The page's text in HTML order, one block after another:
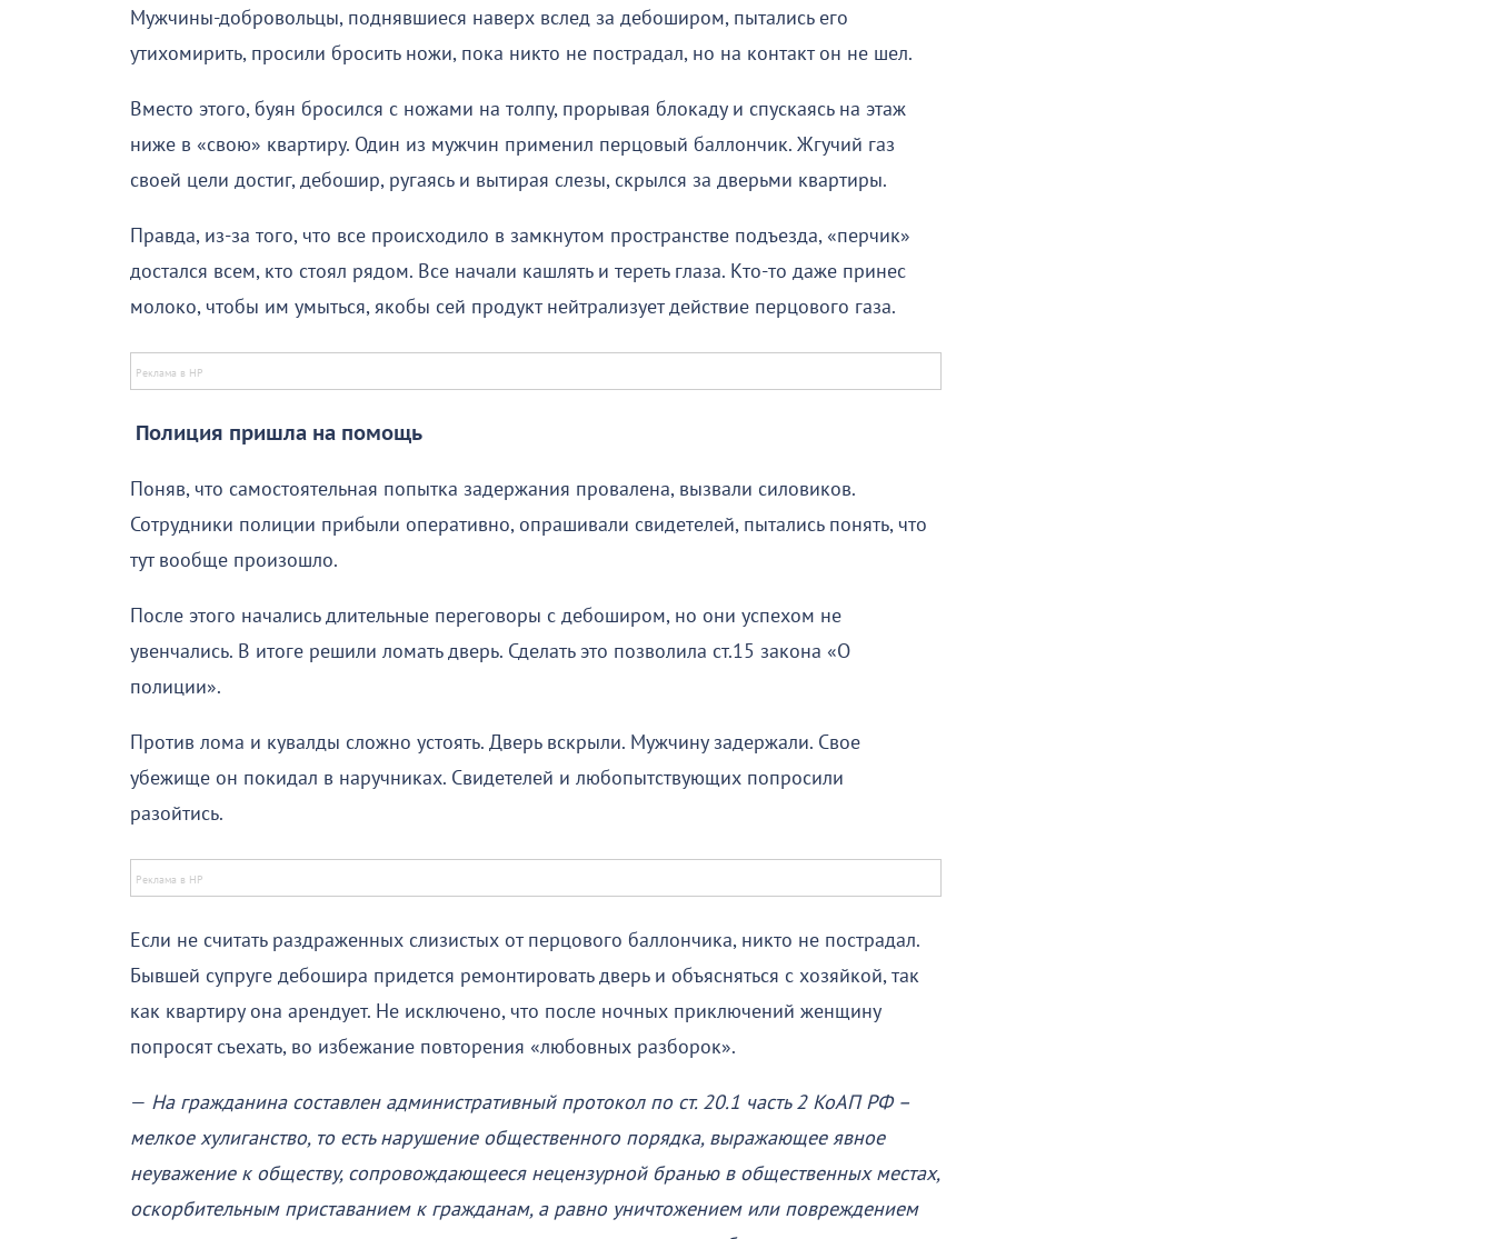
Мужчины-добровольцы, поднявшиеся наверх вслед за дебоширом, пытались его
утихомирить, просили бросить ножи, пока никто не пострадал, но на контакт он не шел.
Вместо этого, буян бросился с ножами на толпу, прорывая блокаду и спускаясь на этаж
ниже в «свою» квартиру. Один из мужчин применил перцовый баллончик. Жгучий газ
своей цели достиг, дебошир, ругаясь и вытирая слезы, скрылся за дверьми квартиры.
Правда, из-за того, что все происходило в замкнутом пространстве подъезда, «перчик»
достался всем, кто стоял рядом. Все начали кашлять и тереть глаза. Кто-то даже принес
молоко, чтобы им умыться, якобы сей продукт нейтрализует действие перцового газа.
Полиция пришла на помощь
Поняв, что самостоятельная попытка задержания провалена, вызвали силовиков.
Сотрудники полиции прибыли оперативно, опрашивали свидетелей, пытались понять, что
тут вообще произошло.
После этого начались длительные переговоры с дебоширом, но они успехом не
увенчались. В итоге решили ломать дверь. Сделать это позволила ст.15 закона «О
полиции».
Против лома и кувалды сложно устоять. Дверь вскрыли. Мужчину задержали. Свое
убежище он покидал в наручниках. Свидетелей и любопытствующих попросили
разойтись.
Если не считать раздраженных слизистых от перцового баллончика, никто не пострадал.
Бывшей супруге дебошира придется ремонтировать дверь и объясняться с хозяйкой, так
как квартиру она арендует. Не исключено, что после ночных приключений женщину
попросят съехать, во избежание повторения «любовных разборок».
— На гражданина составлен административный протокол по ст. 20.1 часть 2 КоАП РФ –
мелкое хулиганство, то есть нарушение общественного порядка, выражающее явное
неуважение к обществу, сопровождающееся нецензурной бранью в общественных местах,
оскорбительным приставанием к гражданам, а равно уничтожением или повреждением